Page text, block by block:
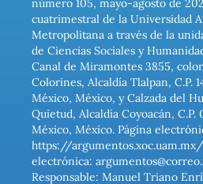
número 105, mayo-agosto de
cuatrimestral de la Universidad
Metropolitana a través de la
de Ciencias Sociales y
Canal de Miramontes 3855,
Colorines, Alcaldía Tlalpan, C.P.
México, México, y Calzada del
Quietud, Alcaldía Coyoacán, C.P.
México, México. Página
https://
electrónica:
Responsable: Manuel Triano